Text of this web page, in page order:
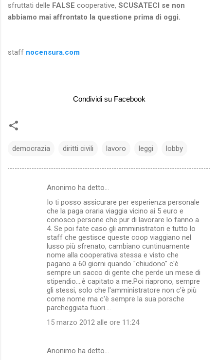
sfruttati delle FALSE cooperative, SCUSATECI se non
abbiamo mai affrontato la questione prima di oggi.
staff nocensura.com
Condividi su Facebook
democrazia diritti civili lavoro leggi lobby
Anonimo ha detto…
Io ti posso assicurare per esperienza personale
che la paga oraria viaggia vicino ai 5 euro e
conosco persone che pur di lavorare lo fanno a
4. Se poi fate caso gli amministratori e tutto lo
staff che gestisce queste coop viaggiano nel
lusso più sfrenato, cambiano cuntinuamente
nome alla cooperativa stessa e visto che
pagano a 60 giorni quando "chiudono" c'è
sempre un sacco di gente che perde un mese di
stipendio....è capitato a me.Poi riaprono, sempre
gli stessi, solo che l'amministratore non c'è più
come nome ma c'è sempre la sua porsche
parcheggiata fuori....
15 marzo 2012 alle ore 11:24
Anonimo ha detto…